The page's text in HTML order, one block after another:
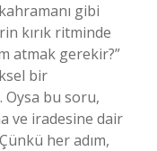
gibi
kırık ritminde
atmak gerekir?”
bir
bu soru,
ve iradesine dair
her adım,